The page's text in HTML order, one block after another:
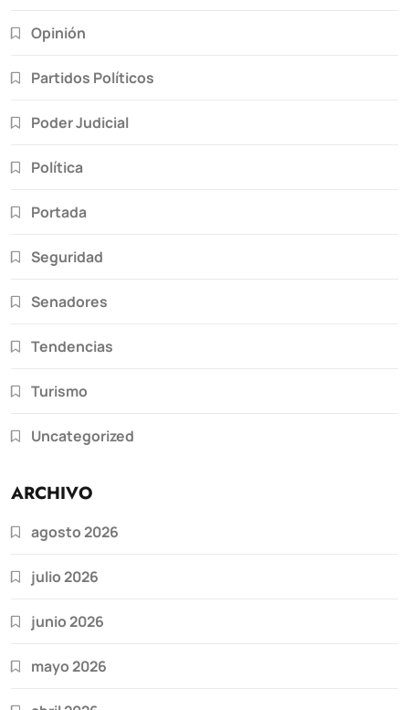
Opinión
Partidos Políticos
Poder Judicial
Política
Portada
Seguridad
Senadores
Tendencias
Turismo
Uncategorized
ARCHIVO
agosto 2026
julio 2026
junio 2026
mayo 2026